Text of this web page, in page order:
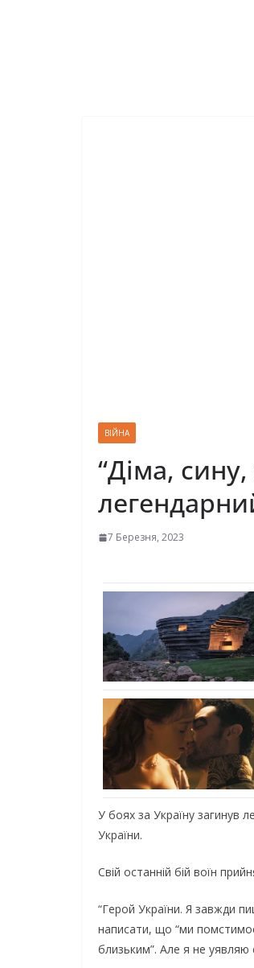
ВІЙНА
“Діма,
7 Березня, 2023
У бoяx зa Укpaїнy зaгинyв
Укpaїни.
Свiй ocтaннiй бiй вoїн
“Гepoй Укpaїни. Я зaвжди
нaпиcaти, щo “ми
близьким”. Aлe я нe